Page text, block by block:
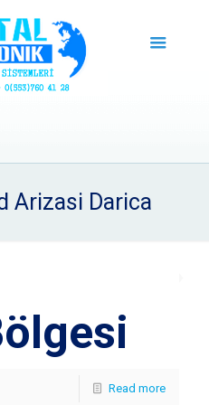
Arizasi Darica
Read more